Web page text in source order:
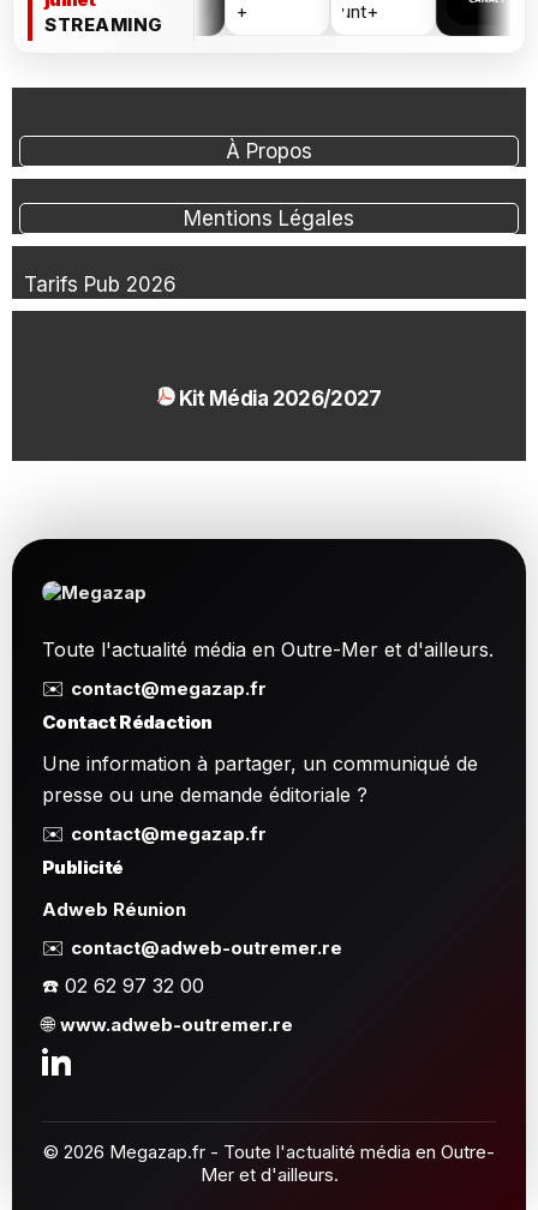
STREAMING
À Propos
Mentions Légales
Tarifs Pub 2026
Kit Média 2026/2027
Toute l'actualité média en Outre-Mer et d'ailleurs.
✉️ contact@megazap.fr
Contact Rédaction
Une information à partager, un communiqué de
presse ou une demande éditoriale ?
✉️ contact@megazap.fr
Publicité
Adweb Réunion
✉️ contact@adweb-outremer.re
☎️ 02 62 97 32 00
🌐www.adweb-outremer.re
© 2026 Megazap.fr - Toute l'actualité média en Outre-
Mer et d'ailleurs.